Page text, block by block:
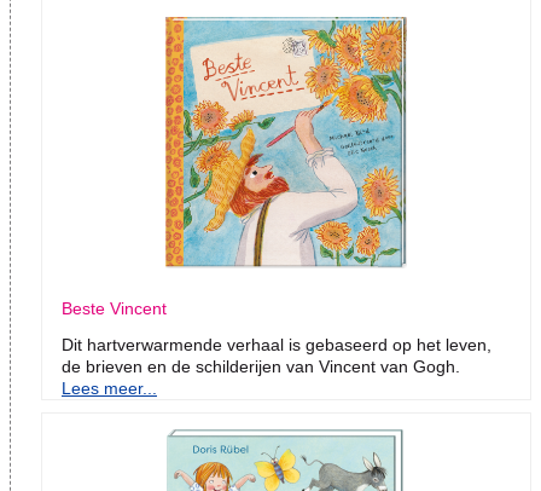
Beste Vincent
Dit hartverwarmende verhaal is gebaseerd op het leven,
de brieven en de schilderijen van Vincent van Gogh.
Lees meer...